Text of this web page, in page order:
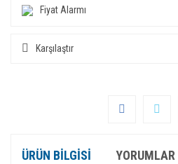
Fiyat Alarmı
Karşılaştır
ÜRÜN BILGISI YORUMLAR